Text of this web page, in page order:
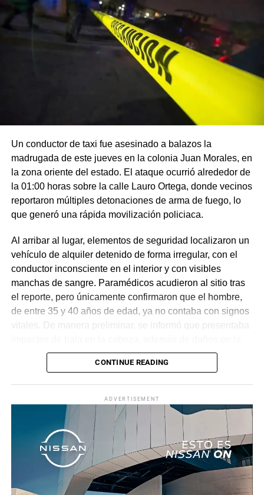
Un conductor de taxi fue asesinado a balazos la
madrugada de este jueves en la colonia Juan Morales, en
la zona oriente del estado. El ataque ocurrió alrededor de
la 01:00 horas sobre la calle Lauro Ortega, donde vecinos
reportaron múltiples detonaciones de arma de fuego, lo
que generó una rápida movilización policiaca.
Al arribar al lugar, elementos de seguridad localizaron un
vehículo de alquiler detenido de forma irregular, con el
conductor inconsciente en el interior y con visibles
manchas de sangre. Paramédicos acudieron al sitio tras
el reporte, pero únicamente confirmaron que el hombre,
de entre 35 y 40 años de edad, ya no contaba con signos
vitales. De manera preliminar, se informó que presentaba
puerta del lado del conductor.
realizaron las diligencias correspondientes y el
levantamiento del cuerpo. Hasta el momento no se
cuenta con información sobre los agresores, y el cadáver
fue trasladado al Servicio Médico Forense en espera de
ser identificado, en tanto continúan las investigaciones.
CONTINUE READING
ADVERTISEMENT